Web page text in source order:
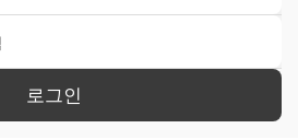
로그인